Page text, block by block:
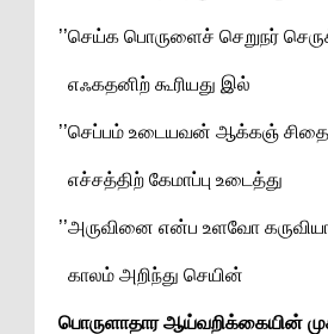
’’செய்க பொருளைச் செறுநர்
எஃகதனிற் கூரியது இல்
’’செப்பம் உடையவன் ஆக்கஞ்
எச்சத்திற் கேமாப்பு உடைத்து
’’அருவினை என்ப உளவோ
காலம் அறிந்து செயின்
பொருளாதார ஆய்வறிக்கையின்